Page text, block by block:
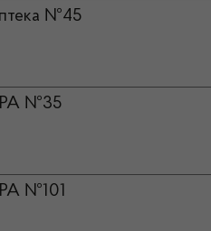
№45
№35
№101